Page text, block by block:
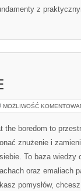
z
MOŻLIWOŚĆ
the boredom to
znużenie i
To baza wiedzy
oraz emaliach
pomysłów,